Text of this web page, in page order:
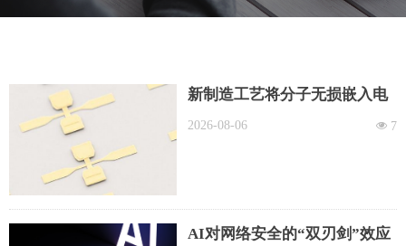
新制造工艺将分子无损嵌入电
子器件
넶 7
2026-08-06
AI对网络安全的“双刃剑”效应